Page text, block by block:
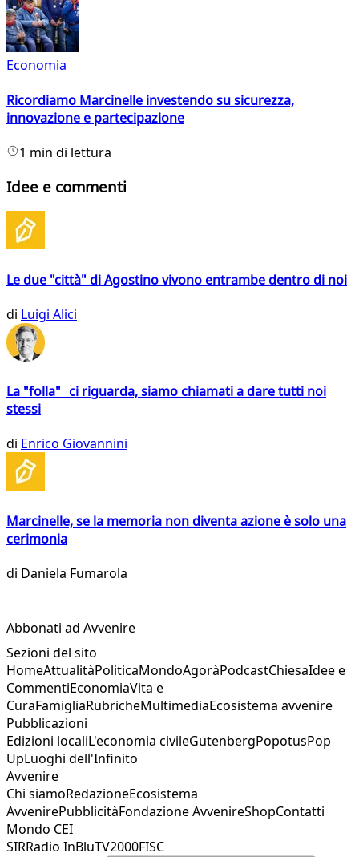
Economia
Ricordiamo Marcinelle investendo su sicurezza,
innovazione e partecipazione
1 min di lettura
Idee e commenti
Le due "città" di Agostino vivono entrambe dentro di noi
di Luigi Alici
La "folla" ci riguarda, siamo chiamati a dare tutti noi
stessi
di Enrico Giovannini
Marcinelle, se la memoria non diventa azione è solo una
cerimonia
di Daniela Fumarola
Abbonati ad Avvenire
Sezioni del sito
HomeAttualitàPoliticaMondoAgoràPodcastChiesaIdee e
CommentiEconomiaVita e
CuraFamigliaRubricheMultimediaEcosistema avvenire
Pubblicazioni
Edizioni localiL'economia civileGutenbergPopotusPop
UpLuoghi dell'Infinito
Avvenire
Chi siamoRedazioneEcosistema
AvvenirePubblicitàFondazione AvvenireShopContatti
Mondo CEI
SIRRadio InBluTV2000FISC